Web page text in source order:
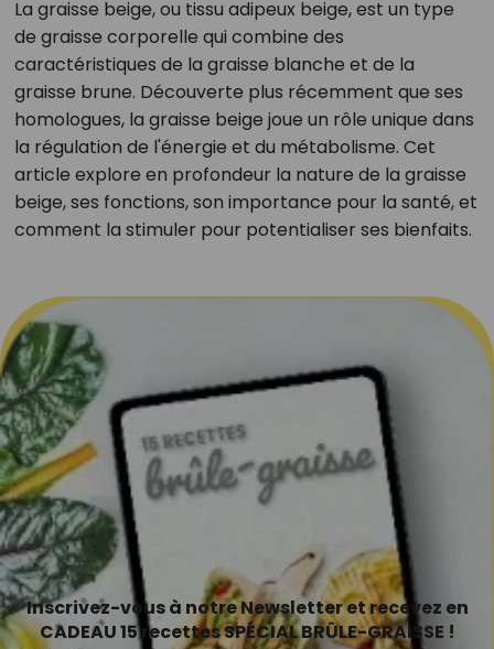
La graisse beige, ou tissu adipeux beige, est un type
de graisse corporelle qui combine des
caractéristiques de la graisse blanche et de la
graisse brune. Découverte plus récemment que ses
homologues, la graisse beige joue un rôle unique dans
la régulation de l'énergie et du métabolisme. Cet
article explore en profondeur la nature de la graisse
beige, ses fonctions, son importance pour la santé, et
comment la stimuler pour potentialiser ses bienfaits.
Inscrivez-vous à notre Newsletter et recevez en
CADEAU 15 recettes SPÉCIAL BRÛLE-GRAISSE !